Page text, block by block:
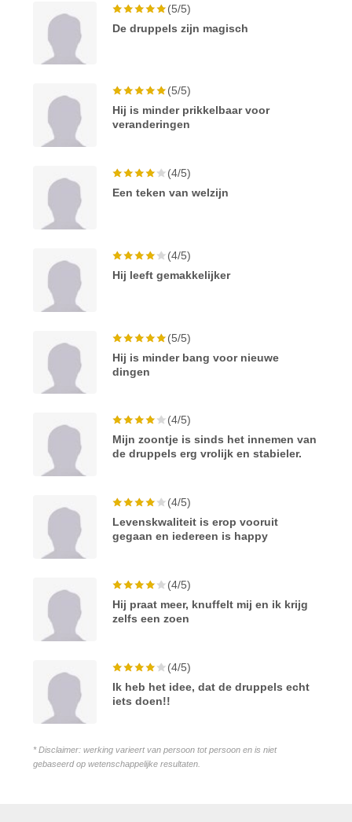
(5/5)
De druppels zijn magisch
(5/5)
Hij is minder prikkelbaar voor
veranderingen
(4/5)
Een teken van welzijn
(4/5)
Hij leeft gemakkelijker
(5/5)
Hij is minder bang voor nieuwe
dingen
(4/5)
Mijn zoontje is sinds het innemen van
de druppels erg vrolijk en stabieler.
(4/5)
Levenskwaliteit is erop vooruit
gegaan en iedereen is happy
(4/5)
Hij praat meer, knuffelt mij en ik krijg
zelfs een zoen
(4/5)
Ik heb het idee, dat de druppels echt
iets doen!!
* Disclaimer: werking varieert van persoon tot persoon en is niet
gebaseerd op wetenschappelijke resultaten.